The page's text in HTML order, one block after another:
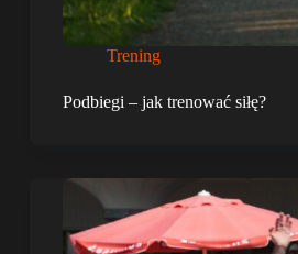
Trening
Podbiegi – jak trenować siłę?